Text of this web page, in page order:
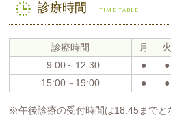
診療時間TIME TABLE
診療時間 月 火
9:00～12:30
● ●
15:00～19:00
● ●
※午後診療の受付時間は18:45までと